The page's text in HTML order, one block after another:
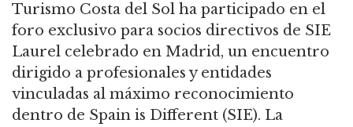
Turismo Costa del Sol ha participado en el
foro exclusivo para socios directivos de SIE
Laurel celebrado en Madrid, un encuentro
dirigido a profesionales y entidades
vinculadas al máximo reconocimiento
dentro de Spain is Different (SIE). La